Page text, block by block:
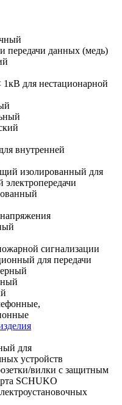
передачи данных (медь)
1кВ для нестационарной
внутренней
изолированный для
сигнализации
для передачи
для
устройств
вилки с защитным
SCHUKO